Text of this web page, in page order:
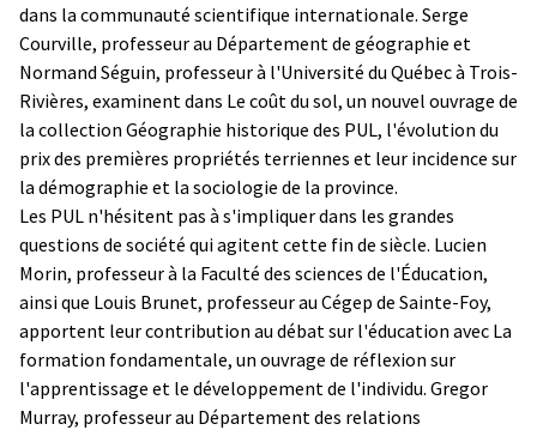
dans la communauté scientifique internationale. Serge
Courville, professeur au Département de géographie et
Normand Séguin, professeur à l'Université du Québec à Trois-
Rivières, examinent dans Le coût du sol, un nouvel ouvrage de
la collection Géographie historique des PUL, l'évolution du
prix des premières propriétés terriennes et leur incidence sur
la démographie et la sociologie de la province.
Les PUL n'hésitent pas à s'impliquer dans les grandes
questions de société qui agitent cette fin de siècle. Lucien
Morin, professeur à la Faculté des sciences de l'Éducation,
ainsi que Louis Brunet, professeur au Cégep de Sainte-Foy,
apportent leur contribution au débat sur l'éducation avec La
formation fondamentale, un ouvrage de réflexion sur
l'apprentissage et le développement de l'individu. Gregor
Murray, professeur au Département des relations